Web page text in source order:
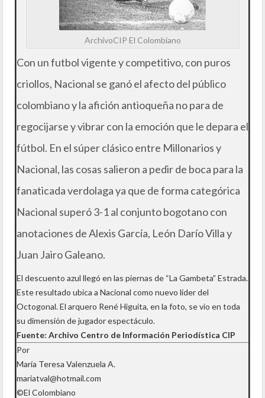
ArchivoCIP El Colombiano
Con un futbol vigente y competitivo, con puros
criollos, Nacional se ganó el afecto del público
colombiano y la afición antioqueña no para de
regocijarse y vibrar con la emoción que le depara el
fútbol. En el súper clásico entre Millonarios y
Nacional, las cosas salieron a pedir de boca para la
fanaticada verdolaga ya que de forma categórica
Nacional superó 3-1 al conjunto bogotano con
anotaciones de Alexis García, León Darío Villa y
Juan Jairo Galeano.
El descuento azul llegó en las piernas de “La Gambeta” Estrada.
Este resultado ubica a Nacional como nuevo líder del
Octogonal. El arquero René Higuita, en la foto, se vio en toda
su dimensión de jugador espectáculo.
Fuente: Archivo Centro de Información Periodística CIP
Por
María Teresa Valenzuela A.
mariatval@hotmail.com
©El Colombiano